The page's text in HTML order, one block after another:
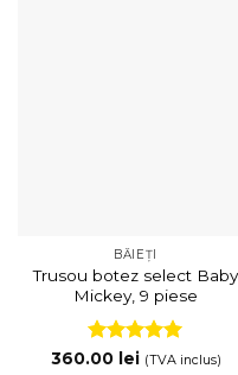
BĂIEȚI
Trusou botez select Baby
Mickey, 9 piese
Evaluat la
360.00 lei (TVA inclus)